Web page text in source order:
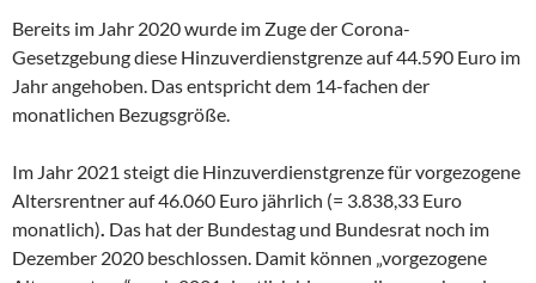
Bereits im Jahr 2020 wurde im Zuge der Corona-
Gesetzgebung diese Hinzuverdienstgrenze auf 44.590 Euro im
Jahr angehoben. Das entspricht dem 14-fachen der
monatlichen Bezugsgröße.
Im Jahr 2021 steigt die Hinzuverdienstgrenze für vorgezogene
Altersrentner auf 46.060 Euro jährlich (= 3.838,33 Euro
monatlich) Das hat der Bundestag und Bundesrat noch im
Dezember 2020 beschlossen. Damit können „vorgezogene